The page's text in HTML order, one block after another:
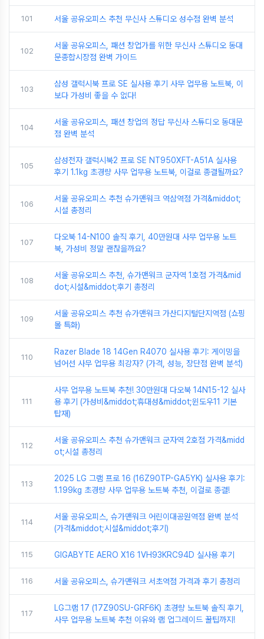
101 서울 공유오피스 추천 무신사 스튜디오 성수점 완벽 분석
102
서울 공유오피스, 패션 창업가를 위한 무신사 스튜디오 동대
문종합시장점 완벽 가이드
103
삼성 갤럭시북 프로 SE 실사용 후기 사무 업무용 노트북, 이
보다 가성비 좋을 수 없다!
104
서울 공유오피스, 패션 창업의 정답 무신사 스튜디오 동대문
점 완벽 분석
105
삼성전자 갤럭시북2 프로 SE NT950XFT-A51A 실사용
후기 1.1kg 초경량 사무 업무용 노트북, 이걸로 종결될까요?
106
서울 공유오피스 추천 슈가맨워크 역삼역점 가격&middot;
시설 총정리
107
다오북 14-N100 솔직 후기, 40만원대 사무 업무용 노트
북, 가성비 정말 괜찮을까요?
108
서울 공유오피스 추천, 슈가맨워크 군자역 1호점 가격&mid
dot;시설&middot;후기 총정리
109
서울 공유오피스 추천 슈가맨워크 가산디지털단지역점 (쇼핑
몰 특화)
110
Razer Blade 18 14Gen R4070 실사용 후기: 게이밍을
넘어선 사무 업무용 최강자? (가격, 성능, 장단점 완벽 분석)
111
사무 업무용 노트북 추천! 30만원대 다오북 14N15-12 실사
용 후기 (가성비&middot;휴대성&middot;윈도우11 기본
탑재)
112
서울 공유오피스 추천 슈가맨워크 군자역 2호점 가격&midd
ot;시설 총정리
113
2025 LG 그램 프로 16 (16Z90TP-GA5YK) 실사용 후기:
1.199kg 초경량 사무 업무용 노트북 추천, 이걸로 종결!
114
서울 공유오피스, 슈가맨워크 어린이대공원역점 완벽 분석
(가격&middot;시설&middot;후기)
115 GIGABYTE AERO X16 1VH93KRC94D 실사용 후기
116 서울 공유오피스, 슈가맨워크 서초역점 가격과 후기 총정리
117
LG그램 17 (17Z90SU-GRF6K) 초경량 노트북 솔직 후기,
사무 업무용 노트북 추천 이유와 램 업그레이드 꿀팁까지!